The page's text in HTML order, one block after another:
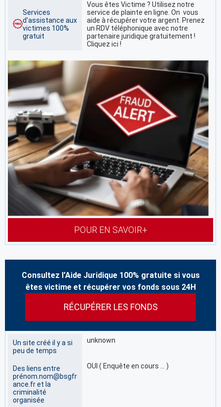
Services
d'assistance aux
victimes 100%
gratuit
Vous êtes Victime ? Utilisez notre
service de plainte en ligne. On vous
aide à récupérer votre argent. Prenez
un RDV téléphonique avec notre
partenaire juridique gratuitement !
Cliquez ici !
POUR EN SAVOIR+
Consultez l’Aide Juridique 100% gratuite si vous
êtes victime et récupérer vos fonds sous 24H
RÉCUPÉRER LES FONDS
Un site créé il y a si
peu de temps
unknown
Des liens entre
prénom.nom@bsgfr
ance.fr et la
criminalité
organisée
OUI ( Enquête en cours … )